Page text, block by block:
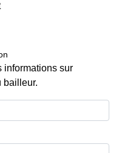
informations sur
bailleur.